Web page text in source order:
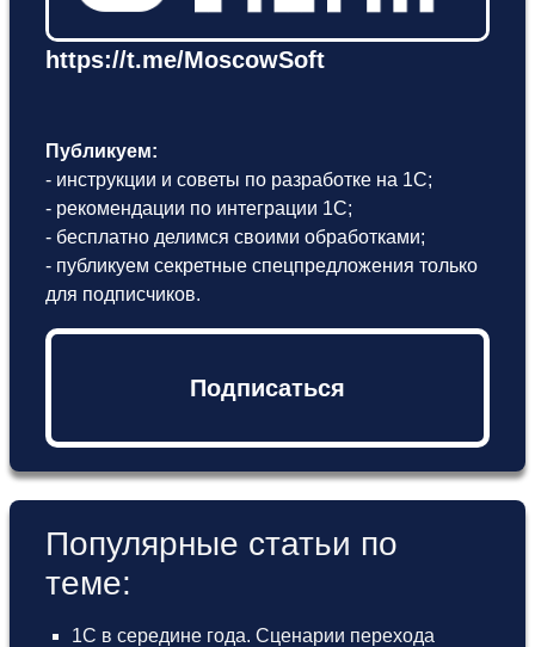
https://t.me/MoscowSoft
Публикуем:
- инструкции и советы по разработке на 1С;
- рекомендации по интеграции 1С;
- бесплатно делимся своими обработками;
- публикуем секретные спецпредложения только
для подписчиков.
Подписаться
Популярные статьи по
теме:
1С в середине года. Сценарии перехода